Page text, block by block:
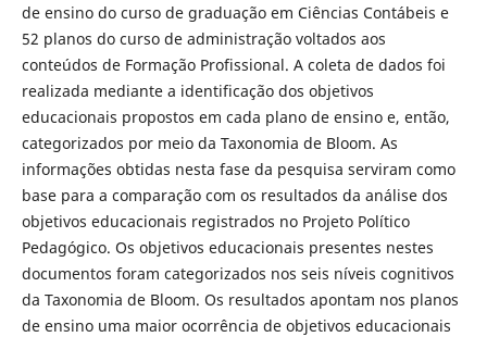
de ensino do curso de graduação em Ciências Contábeis e
52 planos do curso de administração voltados aos
conteúdos de Formação Profissional. A coleta de dados foi
realizada mediante a identificação dos objetivos
educacionais propostos em cada plano de ensino e, então,
categorizados por meio da Taxonomia de Bloom. As
informações obtidas nesta fase da pesquisa serviram como
base para a comparação com os resultados da análise dos
objetivos educacionais registrados no Projeto Político
Pedagógico. Os objetivos educacionais presentes nestes
documentos foram categorizados nos seis níveis cognitivos
da Taxonomia de Bloom. Os resultados apontam nos planos
de ensino uma maior ocorrência de objetivos educacionais